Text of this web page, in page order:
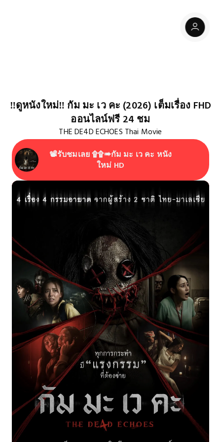
‼️ดูหนังใหม่‼️ กัม มะ เว คะ (2026) เต็มเรื่อง FHD
ออนไลน์ฟรี 24 ชม
THE DE4D ECHOES Thai Movie
📽️รับชมเลย ۩۩➠กัม มะ เว คะ หนัง
ใหม่ HD
📽️รับชมเลย ۩۩➠กัม มะ เว คะ หนังใหม่ HD
ดูหนัง กัม มะ เว คะ (The De4d Echoes) (2026) — ภาพยนตร์แนว
แอ็กชัน–อาชญากรรม–ดราม่า–ทริลเลอร์ ที่ถ่ายทอดการกลับมา
ของ “นักฆ่า” ที่ต้องการถอนตัวจากวงการมืดเพื่อเริ่มต้นชีวิตใหม่
Check it out